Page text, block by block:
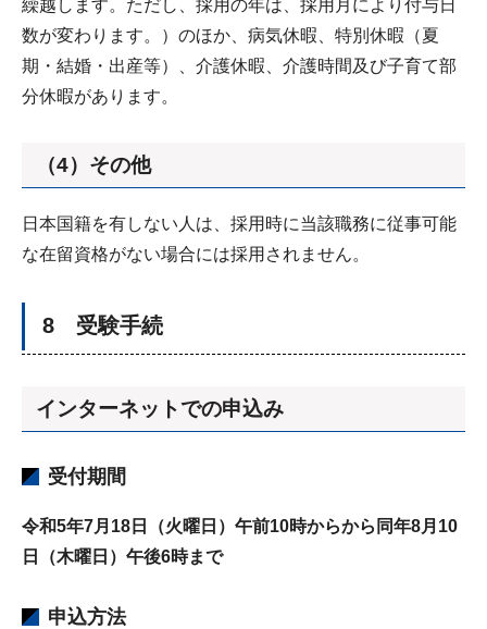
繰越します。ただし、採用の年は、採用月により付与日
数が変わります。）のほか、病気休暇、特別休暇（夏
期・結婚・出産等）、介護休暇、介護時間及び子育て部
分休暇があります。
（4）その他
日本国籍を有しない人は、採用時に当該職務に従事可能
な在留資格がない場合には採用されません。
8 受験手続
インターネットでの申込み
受付期間
令和5年7月18日（火曜日）午前10時からから同年8月10
日（木曜日）午後6時まで
申込方法